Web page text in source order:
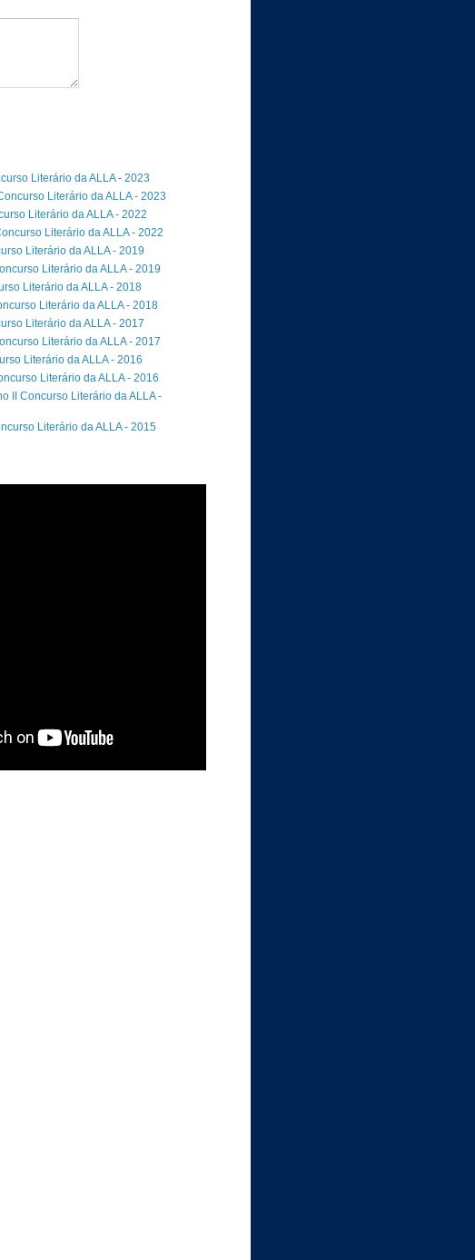
Literário da ALLA - 2023
Literário da ALLA - 2023
Literário da ALLA - 2022
Literário da ALLA - 2022
Literário da ALLA - 2019
Literário da ALLA - 2019
Literário da ALLA - 2018
Literário da ALLA - 2018
Literário da ALLA - 2017
Literário da ALLA - 2017
Literário da ALLA - 2016
Literário da ALLA - 2016
II Concurso Literário da ALLA -
Literário da ALLA - 2015